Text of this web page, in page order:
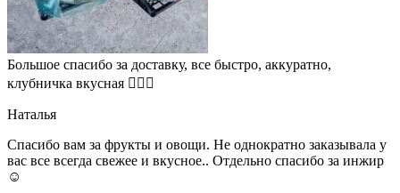
Большое спасибо за доставку, все быстро, аккуратно,
клубничка вкусная 👍🏻🍓
Наталья
Спасибо вам за фрукты и овощи. Не однократно заказывала у
вас все всегда свежее и вкусное.. Отдельно спасибо за инжир
☺